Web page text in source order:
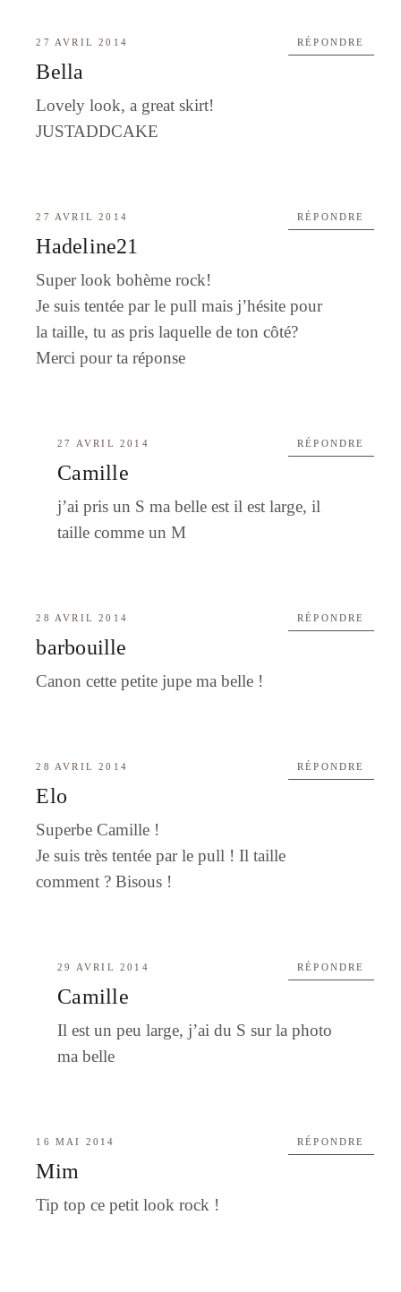
27 AVRIL 2014
Bella
Lovely look, a great skirt!
JUSTADDCAKE
RÉPONDRE
27 AVRIL 2014
Hadeline21
Super look bohème rock!
Je suis tentée par le pull mais j’hésite pour
la taille, tu as pris laquelle de ton côté?
Merci pour ta réponse
RÉPONDRE
27 AVRIL 2014
Camille
j’ai pris un S ma belle est il est large, il
taille comme un M
RÉPONDRE
28 AVRIL 2014
barbouille
Canon cette petite jupe ma belle !
RÉPONDRE
28 AVRIL 2014
Elo
Superbe Camille !
Je suis très tentée par le pull ! Il taille
comment ? Bisous !
RÉPONDRE
29 AVRIL 2014
Camille
Il est un peu large, j’ai du S sur la photo
ma belle
RÉPONDRE
16 MAI 2014
Mim
Tip top ce petit look rock !
RÉPONDRE